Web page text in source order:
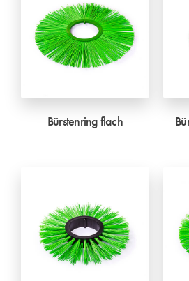
Bürstenring flach